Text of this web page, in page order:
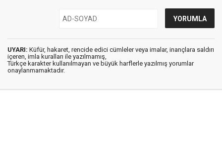
UYARI: Küfür, hakaret, rencide edici cümleler veya imalar, inançlara saldırı
içeren, imla kuralları ile yazılmamış,
Türkçe karakter kullanılmayan ve büyük harflerle yazılmış yorumlar
onaylanmamaktadır.